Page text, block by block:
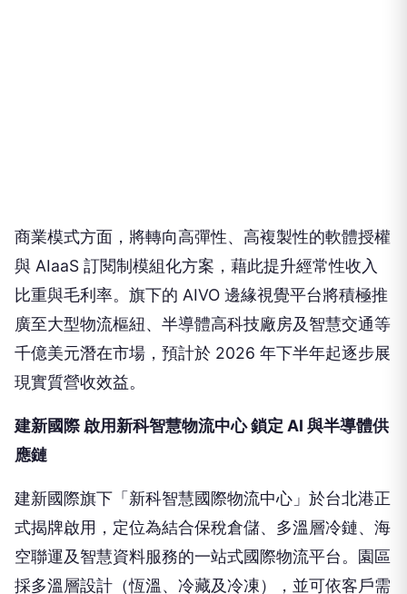
商業模式方面，將轉向高彈性、高複製性的軟體授權
與 AIaaS 訂閱制模組化方案，藉此提升經常性收入
比重與毛利率。旗下的 AIVO 邊緣視覺平台將積極推
廣至大型物流樞紐、半導體高科技廠房及智慧交通等
千億美元潛在市場，預計於 2026 年下半年起逐步展
現實質營收效益。
建新國際 啟用新科智慧物流中心 鎖定 AI 與半導體供
應鏈
建新國際旗下「新科智慧國際物流中心」於台北港正
式揭牌啟用，定位為結合保稅倉儲、多溫層冷鏈、海
空聯運及智慧資料服務的一站式國際物流平台。園區
採多溫層設計（恆溫、冷藏及冷凍），並可依客戶需